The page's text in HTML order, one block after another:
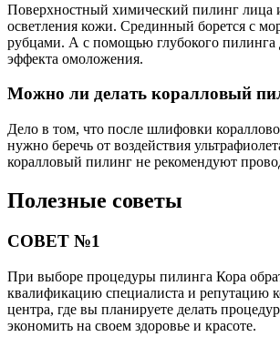
Поверхностный химический пилинг лица
осветления кожи. Срединный борется с
рубцами. А с помощью глубокого пилинга
эффекта омоложения.
Можно ли делать коралловый
Дело в том, что после шлифовки
нужно беречь от воздействия
коралловый пилинг не рекомендуют
Полезные советы
СОВЕТ №1
При выборе процедуры пилинга Кора
квалификацию специалиста и репутацию
центра, где вы планируете делать
экономить на своем здоровье и красоте.